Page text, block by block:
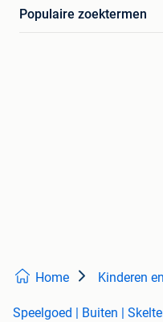
Populaire zoektermen
Home Kinderen
Speelgoed | Buiten |